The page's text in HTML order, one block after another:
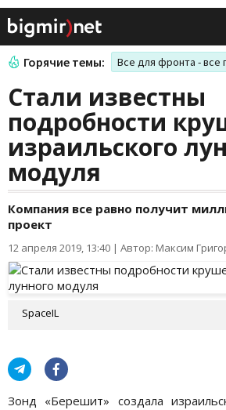
Горячие темы: Все для фронта - все
Стали известны
подробности
израильского
модуля
Компания все равно получит
проект
12 апреля 2019, 13:40 | Автор: Максим
SpaceIL
Зонд «Берешит» создала